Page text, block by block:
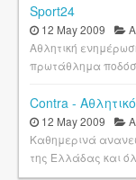
Sport24
12 May 2009
Αθλητική
πρωτάθλημα
Contra -
12 May 2009
Καθημερινά
της Ελλάδας και